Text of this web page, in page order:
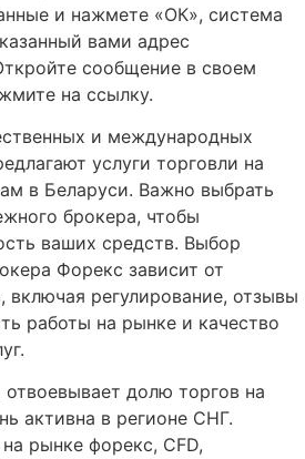
и нажмете «ОК», система
вами адрес
сообщение в своем
на ссылку.
и международных
услуги торговли на
в Беларуси. Важно выбрать
брокера, чтобы
ваших средств. Выбор
Форекс зависит от
включая регулирование, отзывы
работы на рынке и качество
долю торгов на
активна в регионе СНГ.
рынке форекс, CFD,